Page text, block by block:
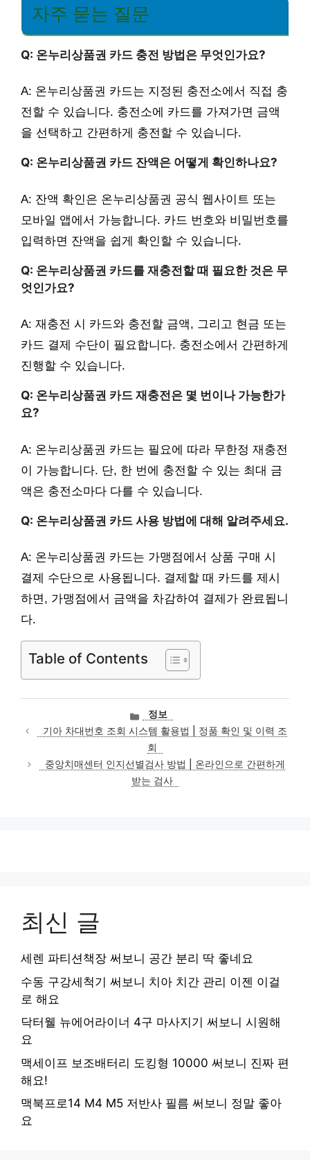
자주 묻는 질문
Q: 온누리상품권 카드 충전 방법은 무엇인가요?
A: 온누리상품권 카드는 지정된 충전소에서 직접 충
전할 수 있습니다. 충전소에 카드를 가져가면 금액
을 선택하고 간편하게 충전할 수 있습니다.
Q: 온누리상품권 카드 잔액은 어떻게 확인하나요?
A: 잔액 확인은 온누리상품권 공식 웹사이트 또는
모바일 앱에서 가능합니다. 카드 번호와 비밀번호를
입력하면 잔액을 쉽게 확인할 수 있습니다.
Q: 온누리상품권 카드를 재충전할 때 필요한 것은 무
엇인가요?
A: 재충전 시 카드와 충전할 금액, 그리고 현금 또는
카드 결제 수단이 필요합니다. 충전소에서 간편하게
진행할 수 있습니다.
Q: 온누리상품권 카드 재충전은 몇 번이나 가능한가
요?
A: 온누리상품권 카드는 필요에 따라 무한정 재충전
이 가능합니다. 단, 한 번에 충전할 수 있는 최대 금
액은 충전소마다 다를 수 있습니다.
Q: 온누리상품권 카드 사용 방법에 대해 알려주세요.
A: 온누리상품권 카드는 가맹점에서 상품 구매 시
결제 수단으로 사용됩니다. 결제할 때 카드를 제시
하면, 가맹점에서 금액을 차감하여 결제가 완료됩니
다.
Table of Contents
카
테
고
리
정보
기아 차대번호 조회 시스템 활용법 | 정품 확인 및 이력 조
회
중앙치매센터 인지선별검사 방법 | 온라인으로 간편하게
받는 검사
최신 글
세렌 파티션책장 써보니 공간 분리 딱 좋네요
수동 구강세척기 써보니 치아 치간 관리 이젠 이걸
로 해요
닥터웰 뉴에어라이너 4구 마사지기 써보니 시원해
요
맥세이프 보조배터리 도킹형 10000 써보니 진짜 편
해요!
맥북프로14 M4 M5 저반사 필름 써보니 정말 좋아
요